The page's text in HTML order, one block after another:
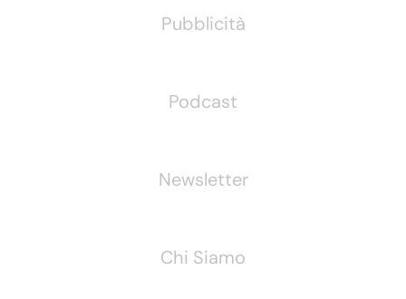
Pubblicità
Podcast
Newsletter
Chi Siamo